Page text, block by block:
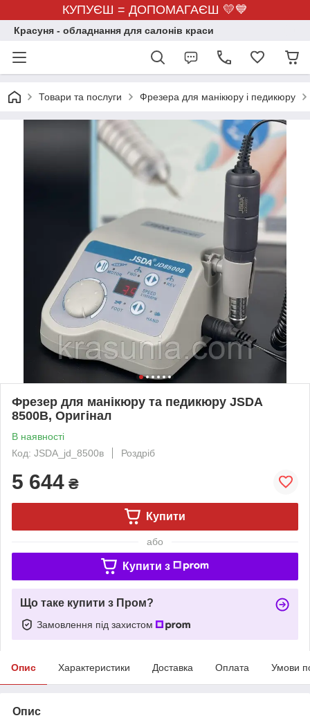
КУПУЄШ = ДОПОМАГАЄШ 💛💙
Красуня - обладнання для салонів краси
Товари та послуги Фрезера для манікюру і педикюру
Фрезер для манікюру та педикюру JSDA
8500В, Оригінал
В наявності
Код: JSDA_jd_8500в
Роздріб
5 644 ₴
Купити
або
Купити з
Що таке купити з Пром?
Замовлення під захистом
Опис Характеристики Доставка Оплата Умови
Опис